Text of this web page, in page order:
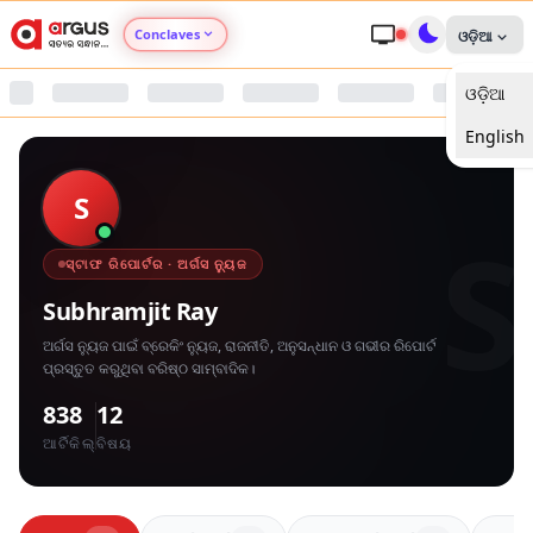
Conclaves
Argus Health Connect
Argus Swaad Odisha
ଓଡ଼ିଆ
ଓଡ଼ିଆ
English
S
ସ୍ଟାଫ ରିପୋର୍ଟର · ଅର୍ଗସ ନ୍ୟୁଜ
Subhramjit Ray
ଅର୍ଗସ ନ୍ୟୁଜ ପାଇଁ ବ୍ରେକିଂ ନ୍ୟୁଜ, ରାଜନୀତି, ଅନୁସନ୍ଧାନ ଓ ଗଭୀର ରିପୋର୍ଟ
ପ୍ରସ୍ତୁତ କରୁଥିବା ବରିଷ୍ଠ ସାମ୍ବାଦିକ।
838
ଆର୍ଟିକିଲ୍
12
ବିଷୟ